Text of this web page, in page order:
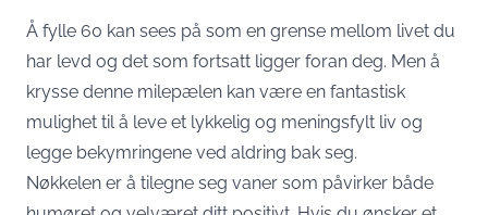
Å fylle 60 kan sees på som en grense mellom livet du
har levd og det som fortsatt ligger foran deg. Men å
krysse denne milepælen kan være en fantastisk
mulighet til å leve et lykkelig og meningsfylt liv og
legge bekymringene ved aldring bak seg.
Nøkkelen er å tilegne seg vaner som påvirker både